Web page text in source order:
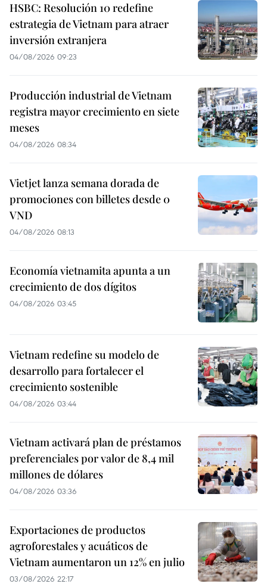
HSBC: Resolución 10 redefine
estrategia de Vietnam para atraer
inversión extranjera
04/08/2026 09:23
Producción industrial de Vietnam
registra mayor crecimiento en siete
meses
04/08/2026 08:34
Vietjet lanza semana dorada de
promociones con billetes desde 0
VND
04/08/2026 08:13
Economía vietnamita apunta a un
crecimiento de dos dígitos
04/08/2026 03:45
Vietnam redefine su modelo de
desarrollo para fortalecer el
crecimiento sostenible
04/08/2026 03:44
Vietnam activará plan de préstamos
preferenciales por valor de 8,4 mil
millones de dólares
04/08/2026 03:36
Exportaciones de productos
agroforestales y acuáticos de
Vietnam aumentaron un 12% en julio
03/08/2026 22:17